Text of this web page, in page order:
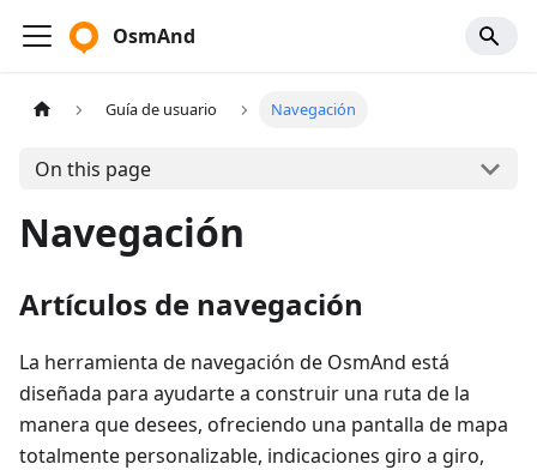
OsmAnd
Guía de usuario Navegación
On this page
Navegación
Artículos de navegación
La herramienta de navegación de OsmAnd está
diseñada para ayudarte a construir una ruta de la
manera que desees, ofreciendo una pantalla de mapa
totalmente personalizable, indicaciones giro a giro,